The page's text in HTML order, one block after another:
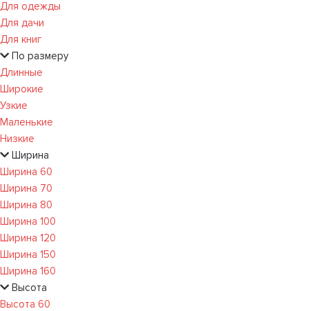
Для одежды
Для дачи
Для книг
По размеру
Длинные
Широкие
Узкие
Маленькие
Низкие
Ширина
Ширина 60
Ширина 70
Ширина 80
Ширина 100
Ширина 120
Ширина 150
Ширина 160
Высота
Высота 60